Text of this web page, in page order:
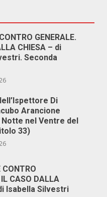
GENERALE.
CHIESA – di
Seconda
Di
Arancione
nel Ventre del
33)
CONTRO
IL CASO DALLA
Isabella Silvestri